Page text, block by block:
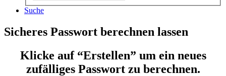
Suche
Sicheres Passwort berechnen lassen
Klicke auf “Erstellen” um ein neues
zufälliges Passwort zu berechnen.